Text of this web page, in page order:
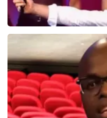
Hans Klok
314+ reviews
BEKIJKEN